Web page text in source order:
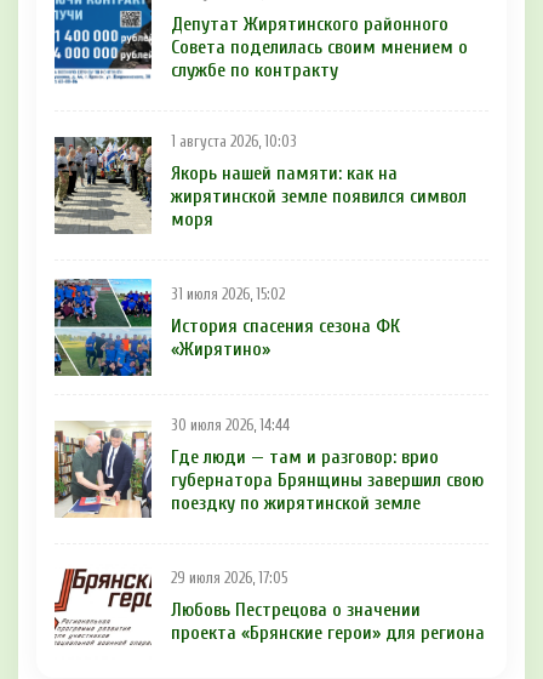
Депутат Жирятинского районного
Совета поделилась своим мнением о
службе по контракту
1 августа 2026, 10:03
Якорь нашей памяти: как на
жирятинской земле появился символ
моря
31 июля 2026, 15:02
История спасения сезона ФК
«Жирятино»
30 июля 2026, 14:44
Где люди — там и разговор: врио
губернатора Брянщины завершил свою
поездку по жирятинской земле
29 июля 2026, 17:05
Любовь Пестрецова о значении
проекта «Брянские герои» для региона